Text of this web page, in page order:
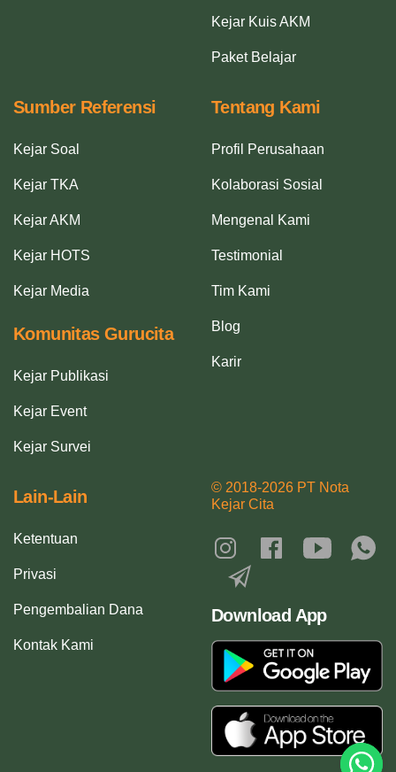
Kejar Kuis AKM
Paket Belajar
Sumber Referensi
Kejar Soal
Kejar TKA
Kejar AKM
Kejar HOTS
Kejar Media
Komunitas Gurucita
Kejar Publikasi
Kejar Event
Kejar Survei
Tentang Kami
Profil Perusahaan
Kolaborasi Sosial
Mengenal Kami
Testimonial
Tim Kami
Blog
Karir
Lain-Lain
Ketentuan
Privasi
Pengembalian Dana
Kontak Kami
© 2018-2026 PT Nota
Kejar Cita
Download App